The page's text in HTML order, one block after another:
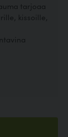
tarjoaa
kissoille,